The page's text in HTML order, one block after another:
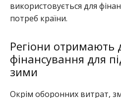
використовується для
потреб країни.
Регіони отримають
фінансування для
зими
Окрім оборонних витрат,